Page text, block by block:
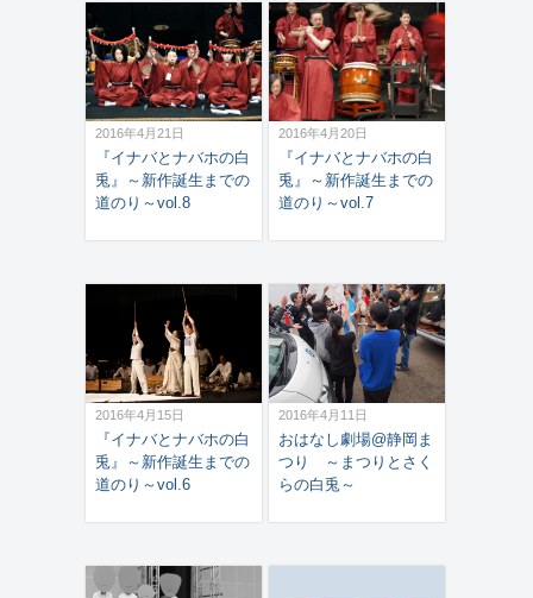
2016年4月21日
『イナバとナバホの白
兎』～新作誕生までの
道のり～vol.8
2016年4月20日
『イナバとナバホの白
兎』～新作誕生までの
道のり～vol.7
2016年4月15日
『イナバとナバホの白
兎』～新作誕生までの
道のり～vol.6
2016年4月11日
おはなし劇場@静岡ま
つり ～まつりとさく
らの白兎～